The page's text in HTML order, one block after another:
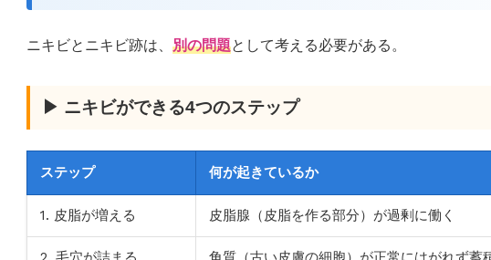
ニキビとニキビ跡は、 別の問題として考える必要がある。
▶ ニキビができる4つのステップ
ステップ 何が起きているか
1. 皮脂が増える 皮脂腺（皮脂を作る部分）が過剰に働く